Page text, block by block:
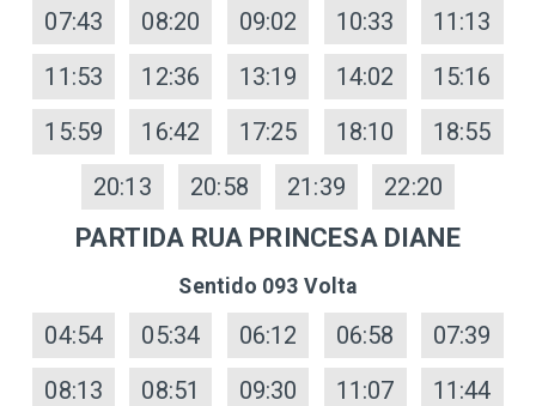
07:43
08:20 09:02 10:33
11:13
11:53
12:36 13:19 14:02
15:16
15:59
16:42 17:25 18:10
18:55
20:13
20:58 21:39 22:20
PARTIDA RUA PRINCESA DIANE
Sentido 093 Volta
04:54 05:34 06:12 06:58
07:39
08:13
08:51 09:30 11:07
11:44